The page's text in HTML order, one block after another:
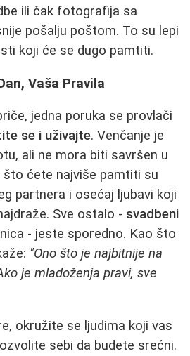
ili čak fotografija sa
pošalju poštom. To su lepi
koji će se dugo pamtiti.
Vaša Pravila
jedna poruka se provlači
se i uživajte. Venčanje je
ali ne mora biti savršen u
što ćete najviše pamtiti su
partnera i osećaj ljubavi koji
Sve ostalo - svadbeni
- jeste sporedno. Kao što
"Ono što je najbitnije na
je mladoženja pravi, sve
okružite se ljudima koji vas
sebi da budete srećni.